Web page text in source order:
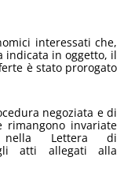
interessati che,
indicata in oggetto, il
è stato prorogato
negoziata e di
rimangono invariate
Lettera di
atti allegati alla